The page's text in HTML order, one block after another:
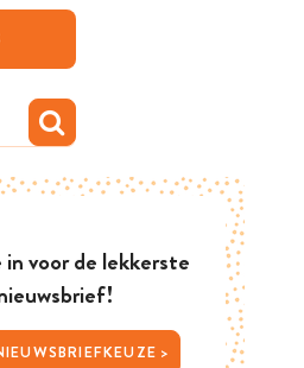
voor de lekkerste
JOUW NIEUWSBRIEFKEUZE >